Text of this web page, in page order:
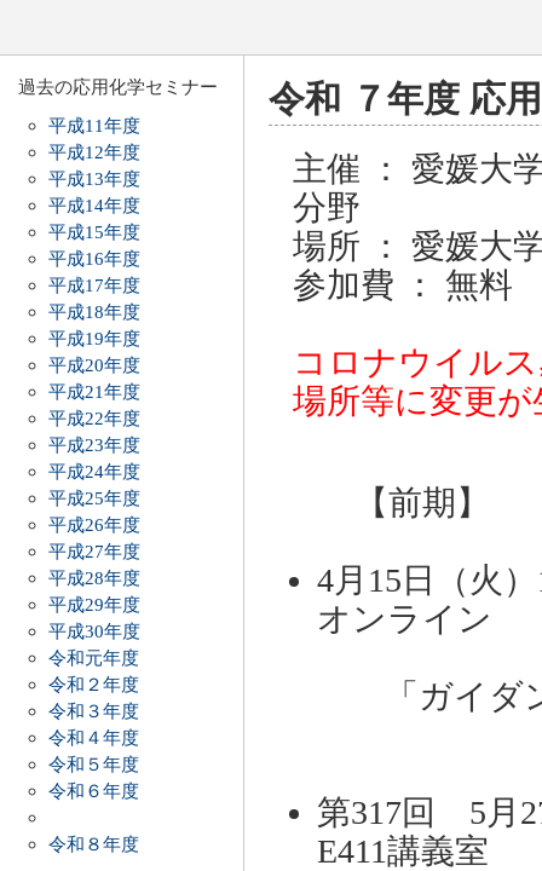
過去の応用化学セミナー
平成11年度
平成12年度
平成13年度
平成14年度
平成15年度
平成16年度
平成17年度
平成18年度
平成19年度
平成20年度
平成21年度
平成22年度
平成23年度
平成24年度
平成25年度
平成26年度
平成27年度
平成28年度
平成29年度
平成30年度
令和元年度
令和２年度
令和３年度
令和４年度
令和５年度
令和６年度
令和８年度
令和 ７年度 応
主催 ： 愛媛
分野
場所 ： 愛媛大
参加費 ： 無料
コロナウイル
場所等に変更
【前期】
4月15日（火
オンライン
「ガイダ
第317回 5月
E411講義室